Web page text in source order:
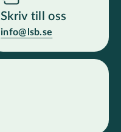
Skriv till oss
info@lsb.se